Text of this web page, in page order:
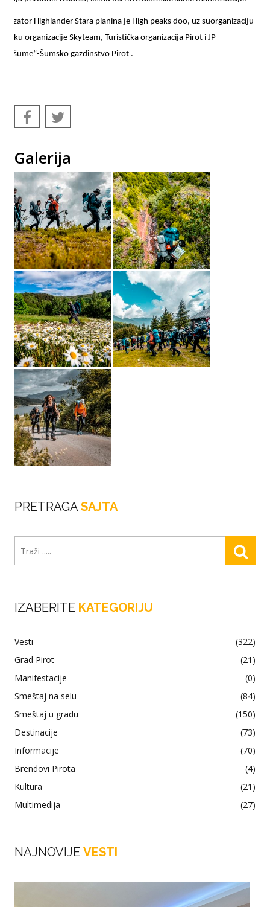
Highlander Stara planina je High peaks doo, uz suorganizaciju
organizacije Skyteam, Turistička organizacija Pirot i JP
Šumsko gazdinstvo Pirot .
Galerija
PRETRAGA SAJTA
IZABERITE KATEGORIJU
Vesti
(322)
Grad Pirot
(21)
Manifestacije
(0)
Smeštaj na selu
(84)
Smeštaj u gradu
(150)
Destinacije
(73)
Informacije
(70)
Brendovi Pirota
(4)
Kultura
(21)
Multimedija
(27)
NAJNOVIJE VESTI